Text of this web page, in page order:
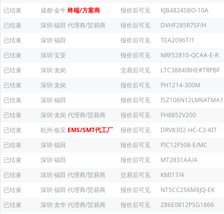
已结束
成都·金牛终端/方案商 报价后可见
KJB4824SBO-10A
已结束
深圳·福田 代理商/贸易商 报价后可见
DVHF285R7SF/H
已结束
深圳·福田 报价后可见
TEA2096T/1
已结束
深圳·宝安 报价后可见
NRF52810-QCAA-E-R
已结束
深圳·龙岗 交易后可见
LTC3884IRHE#TRPBF
已结束
深圳·龙岗 报价后可见
PH1214-300M
已结束
深圳·福田 报价后可见
ISZ106N12LM6ATMA1
已结束
深圳·龙岗 代理商/贸易商 报价后可见
FH8852V200
已结束
杭州·临安 EMS/SMT代工厂 报价后可见
DRV8302-HC-C2-KIT
已结束
深圳·福田 报价后可见
PIC12F508-E/MC
已结束
深圳·福田 报价后可见
MT2831AA/A
已结束
深圳·福田 代理商/贸易商 交易后可见
KMI17/4
已结束
深圳·福田 代理商/贸易商 报价后可见
NT5CC256M8JQ-EK
已结束
深圳·龙华代理商/贸易商 报价后可见
Z86E0812PSG1866